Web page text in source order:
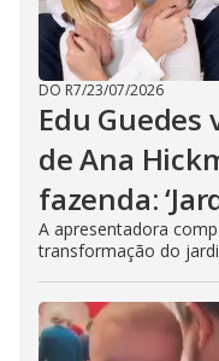
DO R7/23/07/2026
Edu
de Ana
fazenda:
A apresentadora
transformação do